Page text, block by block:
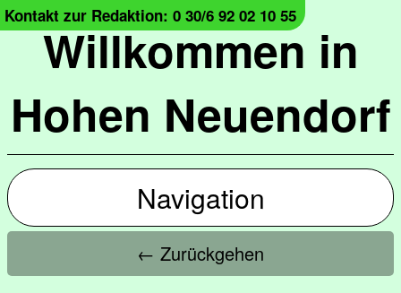
Willkommen in
Hohen Neuendorf
Kontakt zur Redaktion: 0 30/6 92 02 10 55
Navigation
← Zurückgehen